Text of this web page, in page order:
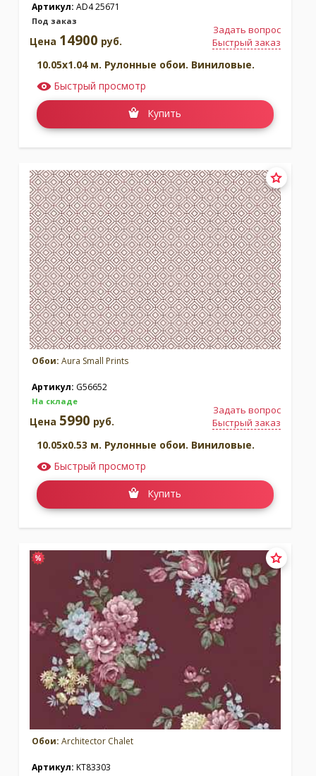
Артикул: AD4 25671
Под заказ
Задать вопрос
Быстрый заказ
Цена 14900 руб.
10.05x1.04 м. Рулонные обои. Виниловые.
Быстрый просмотр
Купить
Обои: Aura Small Prints
Артикул: G56652
На складе
Задать вопрос
Быстрый заказ
Цена 5990 руб.
10.05x0.53 м. Рулонные обои. Виниловые.
Быстрый просмотр
Купить
Обои: Architector Chalet
Артикул: KT83303